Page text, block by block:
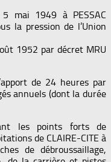
5 mai 1949 à PESSAC
la pression de l’Union
1952 par décret MRU
de 24 heures par
annuels (dont la durée
les points forts de
de CLAIRE-CITE à
de débroussaillage,